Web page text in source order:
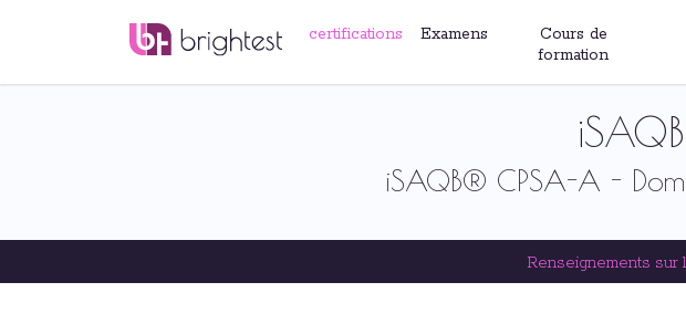
certifications Examens
Cours de
formation
iSAQB® CPSA-A -
Renseignements sur